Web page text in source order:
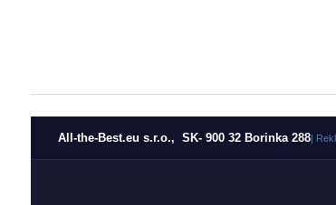
All-the-Best.eu s.r.o., SK- 900 32 Borinka 288|